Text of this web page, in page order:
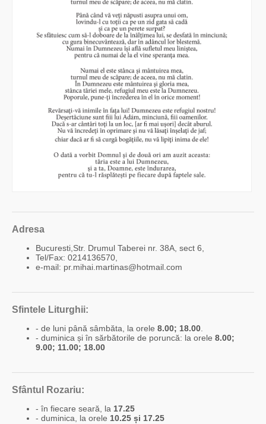
Adresa
Bucuresti,Str. Drumul Taberei nr. 38A, sect 6,
Tel/Fax: 0214136570,
e-mail: pr.mihai.martinas@hotmail.com
Sfintele Liturghii:
- de luni până sâmbăta, la orele 8.00; 18.00.
- duminica și în sărbătorile de poruncă: la orele 8.00;
9.00; 11.00; 18.00
Sfântul Rozariu:
- în fiecare seară, la 17.25
- duminica, la orele 10.25 și 17.25